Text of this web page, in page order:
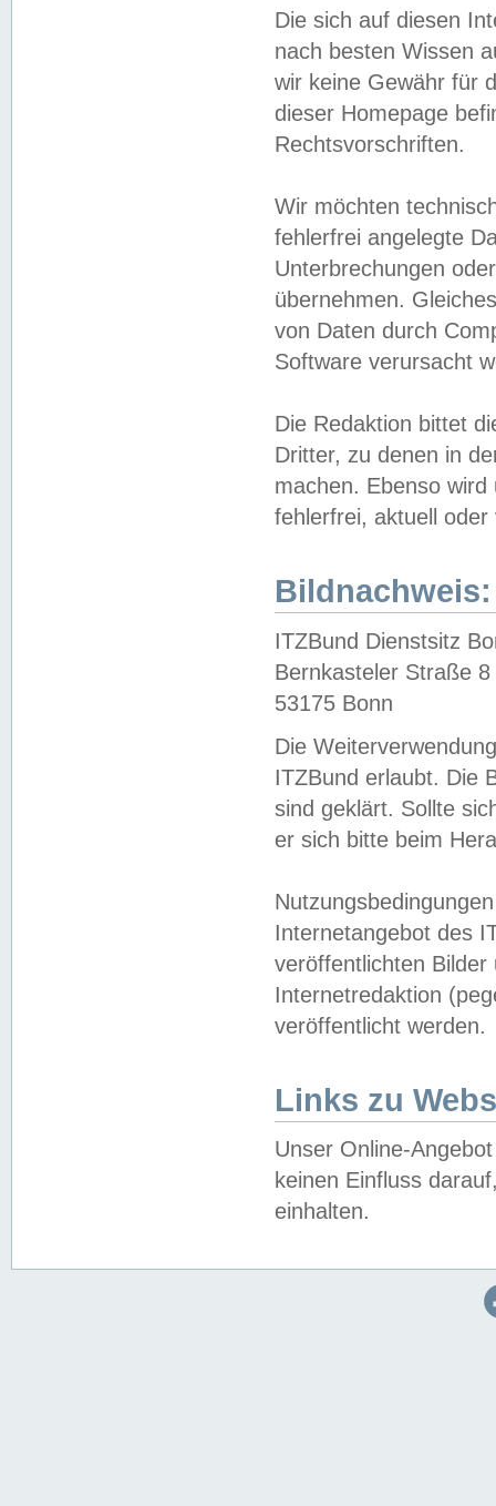
Die sich auf diesen
nach besten Wissen
wir keine Gewähr für
dieser Homepage
Rechtsvorschriften.
Wir möchten
fehlerfrei angelegte
Unterbrechungen
übernehmen.
von Daten durch
Software verursacht
Die Redaktion bittet
Dritter, zu denen in
machen. Ebenso
fehlerfrei, aktuell oder
Bildnachweis:
ITZBund Dienstsitz
Bernkasteler Straße 8
53175 Bonn
Die
ITZBund erlaubt. Die
sind geklärt. Sollte
er sich bitte beim
Internetangebot des
veröffentlichten
Internetredaktion
veröffentlicht werden.
Links zu
Unser Online-
keinen Einfluss
einhalten.